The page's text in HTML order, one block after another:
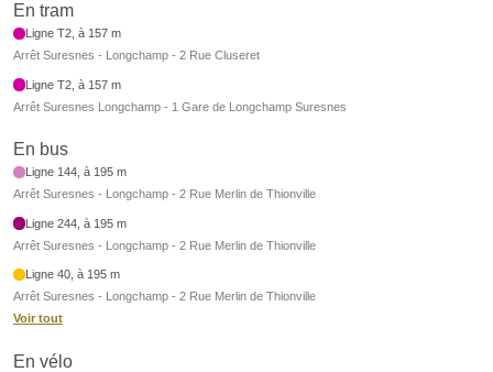
En tram
Ligne T2, à 157 m
Arrêt Suresnes - Longchamp - 2 Rue Cluseret
Ligne T2, à 157 m
Arrêt Suresnes Longchamp - 1 Gare de Longchamp Suresnes
En bus
Ligne 144, à 195 m
Arrêt Suresnes - Longchamp - 2 Rue Merlin de Thionville
Ligne 244, à 195 m
Arrêt Suresnes - Longchamp - 2 Rue Merlin de Thionville
Ligne 40, à 195 m
Arrêt Suresnes - Longchamp - 2 Rue Merlin de Thionville
Voir tout
En vélo